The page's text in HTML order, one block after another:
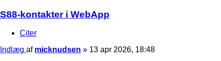
S88-kontakter i WebApp
Citer
Indlæg af micknudsen » 13 apr 2026, 18:48